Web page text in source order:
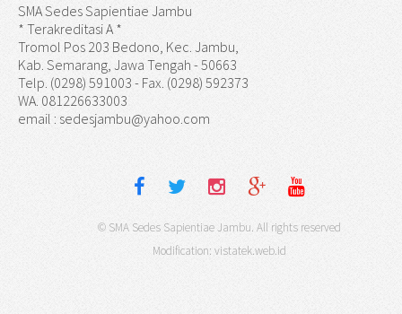
SMA Sedes Sapientiae Jambu
* Terakreditasi A *
Tromol Pos 203 Bedono, Kec. Jambu,
Kab. Semarang, Jawa Tengah - 50663
Telp. (0298) 591003 - Fax. (0298) 592373
WA. 081226633003
email : sedesjambu@yahoo.com
© SMA Sedes Sapientiae Jambu. All rights reserved
Modification: vistatek.web.id